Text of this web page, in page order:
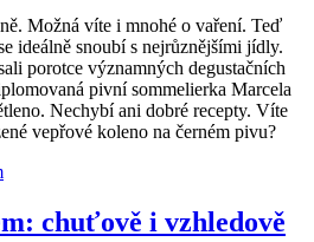
Možná víte i mnohé o vaření. Teď
ideálně snoubí s nejrůznějšími jídly.
porotce významných degustačních
pivní sommelierka Marcela
Nechybí ani dobré recepty. Víte
vepřové koleno na černém pivu?
chuťově i vzhledově